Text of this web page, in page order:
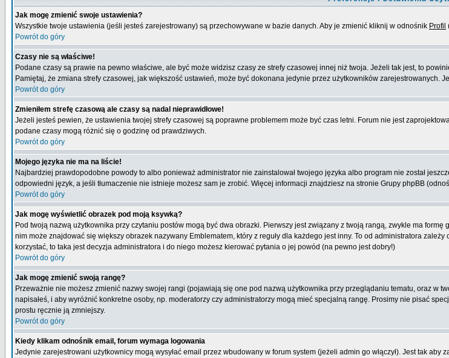
Jak mogę zmienić swoje ustawienia?
Wszystkie twoje ustawienia (jeśli jesteś zarejestrowany) są przechowywane w bazie danych. Aby je zmienić kliknij w odnośnik Profil
Powrót do góry
Czasy nie są właściwe!
Podane czasy są prawie na pewno właściwe, ale być może widzisz czasy ze strefy czasowej innej niż twoja. Jeżeli tak jest, to
Pamiętaj, że zmiana strefy czasowej, jak większość ustawień, może być dokonana jedynie przez użytkowników zarejestrowanych.
Powrót do góry
Zmieniłem strefę czasową ale czasy są nadal nieprawidłowe!
Jeżeli jesteś pewien, że ustawienia twojej strefy czasowej są poprawne problemem może być czas letni. Forum nie jest
podane czasy mogą różnić się o godzinę od prawdziwych.
Powrót do góry
Mojego języka nie ma na liście!
Najbardziej prawdopodobne powody to albo ponieważ administrator nie zainstalował twojego języka albo program nie został
odpowiedni język, a jeśli tłumaczenie nie istnieje możesz sam je zrobić. Więcej informacji znajdziesz na stronie Grupy phpBB
Powrót do góry
Jak mogę wyświetlić obrazek pod moją ksywką?
Pod twoją nazwą użytkownika przy czytaniu postów mogą być dwa obrazki. Pierwszy jest związany z twoją rangą, zwykle ma
nim może znajdować się większy obrazek nazywany Emblematem, który z reguły dla każdego jest inny. To od administratora
korzystać, to taka jest decyzja administratora i do niego możesz kierować pytania o jej powód (na pewno jest dobry!)
Powrót do góry
Jak mogę zmienić swoją rangę?
Przeważnie nie możesz zmienić nazwy swojej rangi (pojawiają się one pod nazwą użytkownika przy przeglądaniu tematu, oraz w
napisałeś, i aby wyróżnić konkretne osoby, np. moderatorzy czy administratorzy mogą mieć specjalną rangę. Prosimy nie pisać
prostu ręcznie ją zmniejszy.
Powrót do góry
Kiedy klikam odnośnik email, forum wymaga logowania
Jedynie zarejestrowani użytkownicy mogą wysyłać email przez wbudowany w forum system (jeżeli admin go włączył). Jest tak